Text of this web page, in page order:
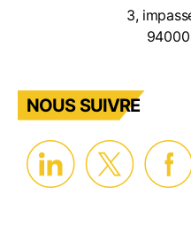
3,
NOUS SUIVRE